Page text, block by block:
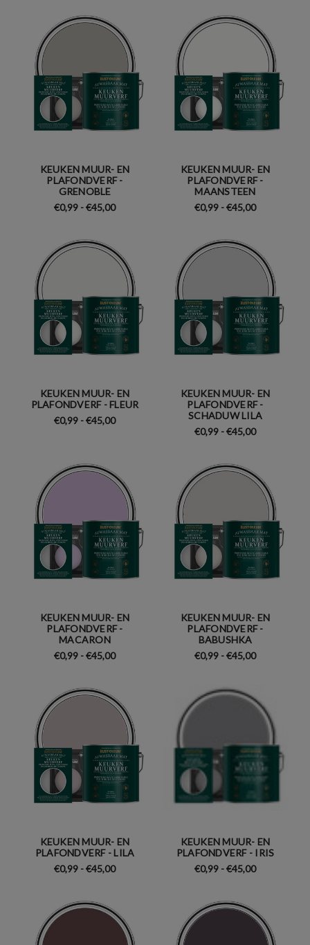
KEUKEN MUUR- EN
PLAFONDVERF -
GRENOBLE
€0,99 - €45,00
KEUKEN MUUR- EN
PLAFONDVERF -
MAANSTEEN
€0,99 - €45,00
KEUKEN MUUR- EN
PLAFONDVERF - FLEUR
€0,99 - €45,00
KEUKEN MUUR- EN
PLAFONDVERF -
SCHADUW LILA
€0,99 - €45,00
KEUKEN MUUR- EN
PLAFONDVERF -
MACARON
€0,99 - €45,00
KEUKEN MUUR- EN
PLAFONDVERF -
BABUSHKA
€0,99 - €45,00
KEUKEN MUUR- EN
PLAFONDVERF - LILA
€0,99 - €45,00
KEUKEN MUUR- EN
PLAFONDVERF - IRIS
€0,99 - €45,00